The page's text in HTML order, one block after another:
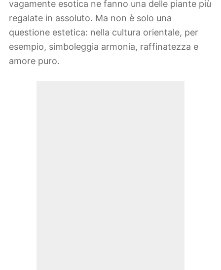
vagamente esotica ne fanno una delle piante più
regalate in assoluto. Ma non è solo una
questione estetica: nella cultura orientale, per
esempio, simboleggia armonia, raffinatezza e
amore puro.